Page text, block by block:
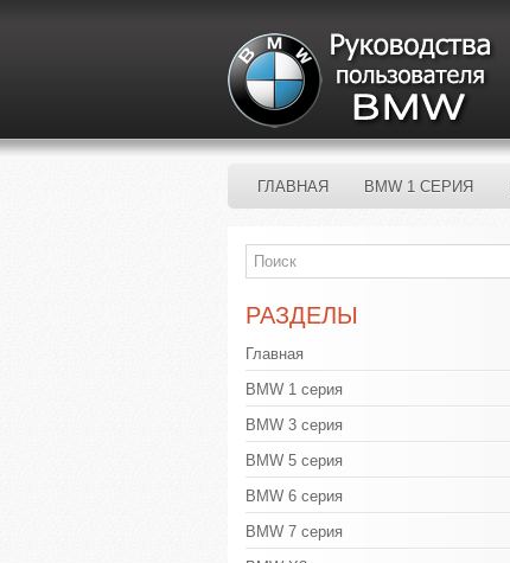
ГЛАВНАЯ BMW 1 СЕРИЯ
РАЗДЕЛЫ
Главная
BMW 1 серия
BMW 3 серия
BMW 5 серия
BMW 6 серия
BMW 7 серия